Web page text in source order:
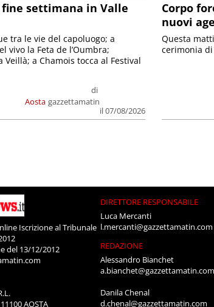
fine settimana in Valle
Aosta
di
gazzettamatin
il 07/08/2026
tra le vie del capoluogo; a
vivo la Feta de l’Oumbra;
Veillà; a Chamois tocca al Festival
Corpo
nuovi
Questa
cerimonia
Iscrizione al Tribunale
del 13/12/2012
AOSTA
DIRETTORE RESPONSABILE
Luca Mercanti
l.mercanti@gazzettamatin.com
REDAZIONE
Alessandro Bianchet
a.bianchet@gazzettamatin.com
Danila Chenal
d.chenal@gazzettamatin.com